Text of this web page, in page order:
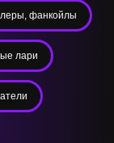
фанкойлы
лари